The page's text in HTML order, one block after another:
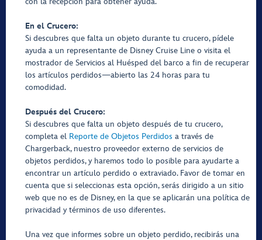
En el Crucero:
Si descubres que falta un objeto durante tu crucero, pídele
ayuda a un representante de Disney Cruise Line o visita el
mostrador de Servicios al Huésped del barco a fin de recuperar
los artículos perdidos—abierto las 24 horas para tu
comodidad.
Después del Crucero:
Si descubres que falta un objeto después de tu crucero,
completa el Reporte de Objetos Perdidos a través de
Chargerback, nuestro proveedor externo de servicios de
objetos perdidos, y haremos todo lo posible para ayudarte a
encontrar un artículo perdido o extraviado. Favor de tomar en
cuenta que si seleccionas esta opción, serás dirigido a un sitio
web que no es de Disney, en la que se aplicarán una política de
privacidad y términos de uso diferentes.
Una vez que informes sobre un objeto perdido, recibirás una